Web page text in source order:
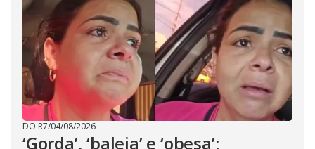
DO R7/04/08/2026
‘Gorda’, ‘baleia’ e ‘obesa’: